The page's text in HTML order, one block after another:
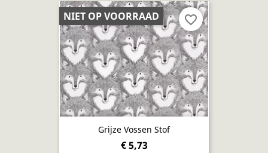
Grijze Vossen Stof
€ 5,73
NIET OP VOORRAAD favorite_border